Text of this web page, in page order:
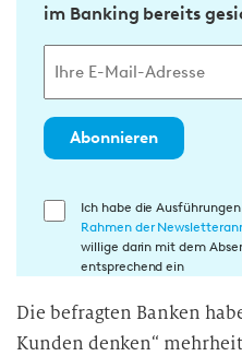
im Banking bereits
Abonnieren
E
i
l
Ich habe die
Rahmen der
willige darin mit dem
entsprechend ein
Die befragten Banken
Kunden denken“